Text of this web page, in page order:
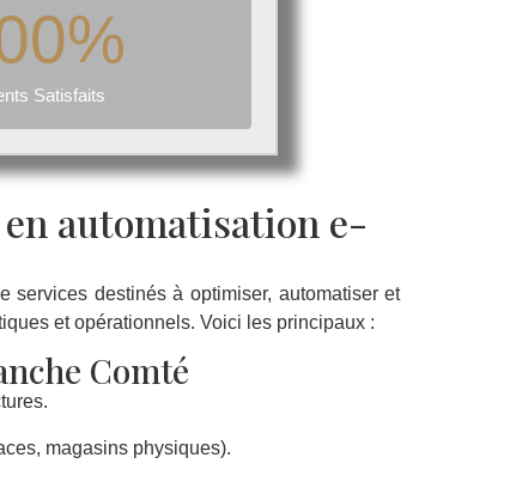
Satisfaits
%
automatisation e-
services destinés à optimiser, automatiser et
et opérationnels. Voici les principaux :
Comté
magasins physiques).